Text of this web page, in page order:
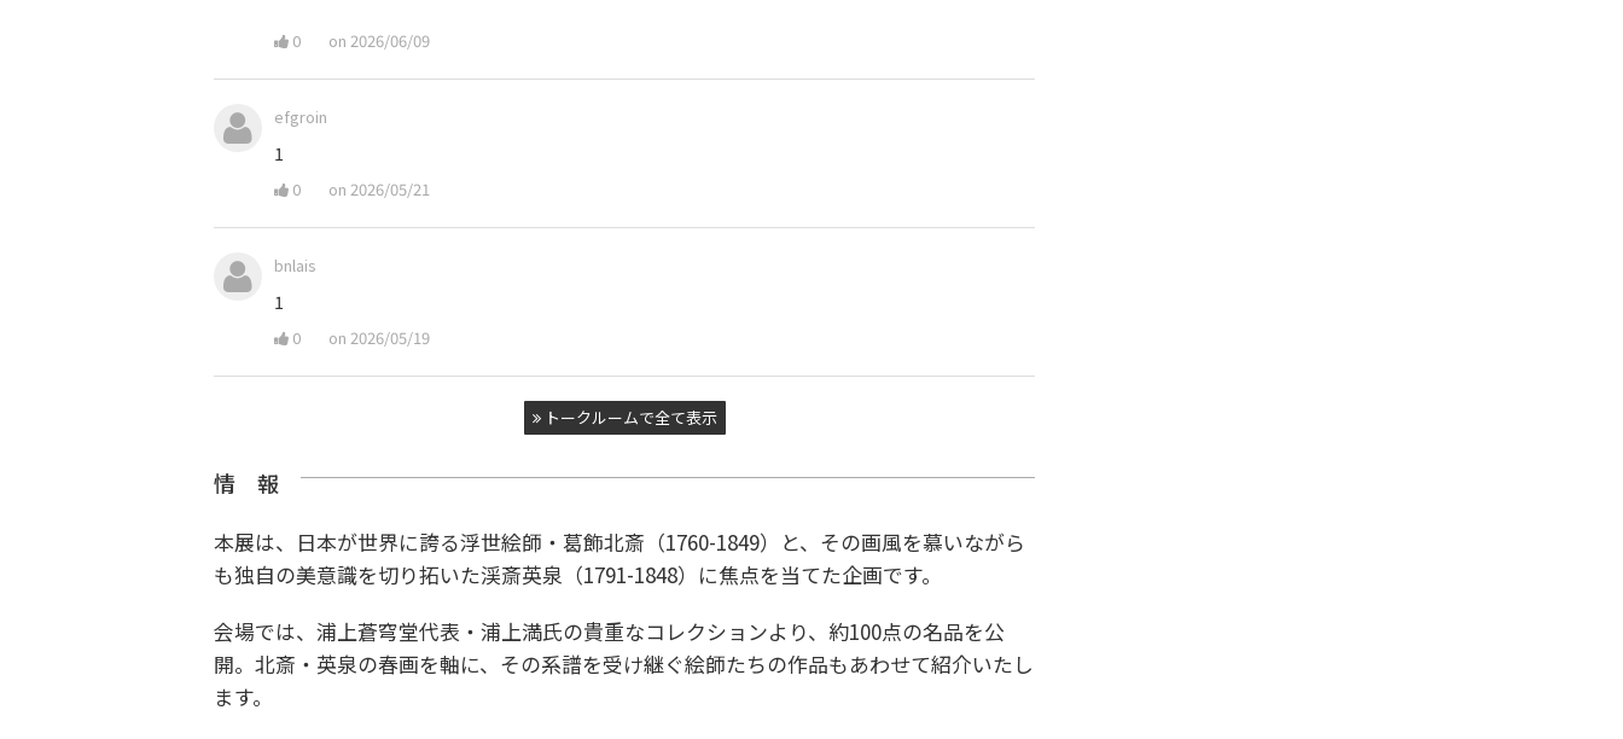
0 on 2026/06/09
efgroin
1
0 on 2026/05/21
bnlais
1
0 on 2026/05/19
トークルームで全て表示
情 報
本展は、日本が世界に誇る浮世絵師・葛飾北斎（1760-1849）と、その画風を慕いながら
も独自の美意識を切り拓いた渓斎英泉（1791-1848）に焦点を当てた企画です。
会場では、浦上蒼穹堂代表・浦上満氏の貴重なコレクションより、約100点の名品を公
開。北斎・英泉の春画を軸に、その系譜を受け継ぐ絵師たちの作品もあわせて紹介いたし
ます。